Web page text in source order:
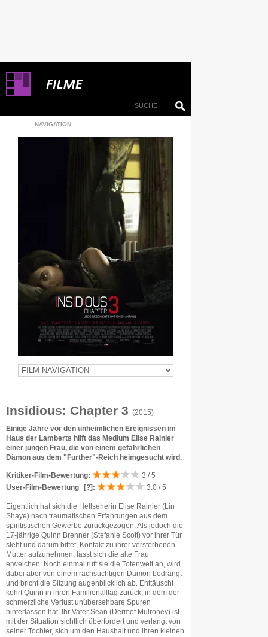
NAVIGATION
Insidious: Chapter 3 (2015)
Einige Jahre vor den unheimlichen Ereignissen im
Haus der Lamberts hilft das Medium Elise Rainier
einer jungen Frau, die von einem gefährlichen
Dämon aus dem "Further"-Reich heimgesucht wird.
Kritiker-Film-Bewertung:
3 / 5
User-Film-Bewertung
[?] : 3.0 / 5
Eigentlich hat sich die Hellseherin Elise Rainier (Lin
Shaye) nach traumatischen Erfahrungen aus dem
spiritistischen Gewerbe zurückgezogen. Als jedoch die
17-jährige Quinn Brenner (Stefanie Scott) vor ihrer Tür
steht und darum bittet, Kontakt zu ihrer verstorbenen
Mutter aufzunehmen, lässt sich die alte Frau
erweichen. Noch einmal ruft sie die Totenwelt an, wird
dabei aber von einem rachsüchtigen Dämon bedrängt
und bricht die Sitzung augenblicklich ab. Enttäuscht
kehrt Quinn in ihren Familienalltag zurück, in dem der
schmerzliche Verlust unübersehbare Spuren
hinterlassen hat. Ihr Vater Sean (Dermot Mulroney) ist
mit der Situation sichtlich überfordert und verlangt von
seiner Tochter, sich um den Haushalt und ihren kleinen